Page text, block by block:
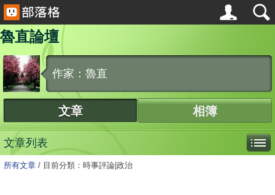
魯直論壇
作家：魯直
文章 相簿
文章列表
所有文章 / 目前分類：時事評論|政治